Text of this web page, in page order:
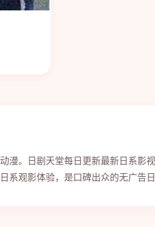
漫。日剧天堂每日更新最新日系影
观影体验，是口碑出众的无广告日